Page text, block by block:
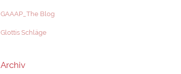
GAAAP_The Blog
Glottis Schläge
Archiv